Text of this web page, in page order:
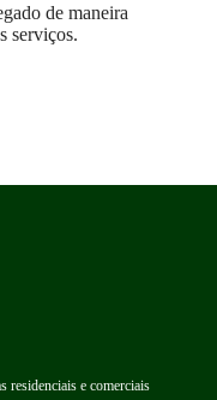
de maneira
serviços.
residenciais e comerciais